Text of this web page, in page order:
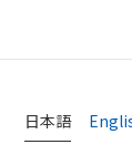
日本語